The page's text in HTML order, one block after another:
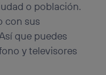
o población.
con sus
que puedes
y televisores